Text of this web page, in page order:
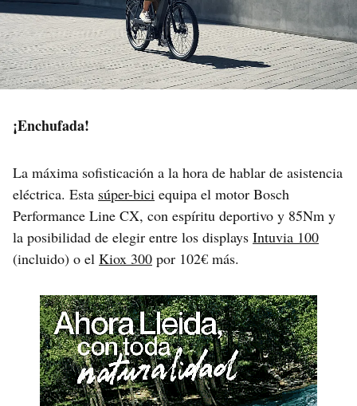
¡Enchufada!
La máxima sofisticación a la hora de hablar de asistencia
eléctrica. Esta súper-bici equipa el motor Bosch
Performance Line CX, con espíritu deportivo y 85Nm y
la posibilidad de elegir entre los displays Intuvia 100
(incluido) o el Kiox 300 por 102€ más.